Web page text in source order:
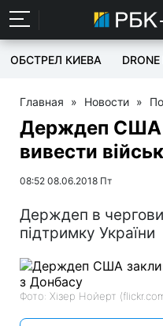
ОБСТРЕЛ КИЕВА
Главная » Новости »
Держдеп США
вивести
08:52 08.06.2018 Пт
Держдеп в
підтримку України
Фото: Хізер Нойерт